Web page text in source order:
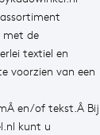
met de
textiel en
voorzien van een
en/of tekst.Â Bij
kunt u